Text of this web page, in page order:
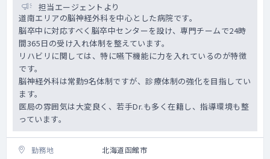
担当エージェントより
道南エリアの脳神経外科を中心とした病院です。
脳卒中に対応すべく脳卒中センターを設け、専門チームで24時
間365日の受け入れ体制を整えています。
リハビリに関しては、特に嚥下機能に力を入れているのが特徴
です。
脳神経外科は常勤9名体制ですが、診療体制の強化を目指してい
ます。
医局の雰囲気は大変良く、若手Dr.も多く在籍し、指導環境も整
っています。
勤務地 北海道函館市